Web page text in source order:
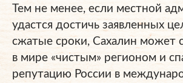
Тем не менее, если местной
удастся достичь заявленных
сжатые сроки, Сахалин может
в мире «чистым» регионом и
репутацию России в